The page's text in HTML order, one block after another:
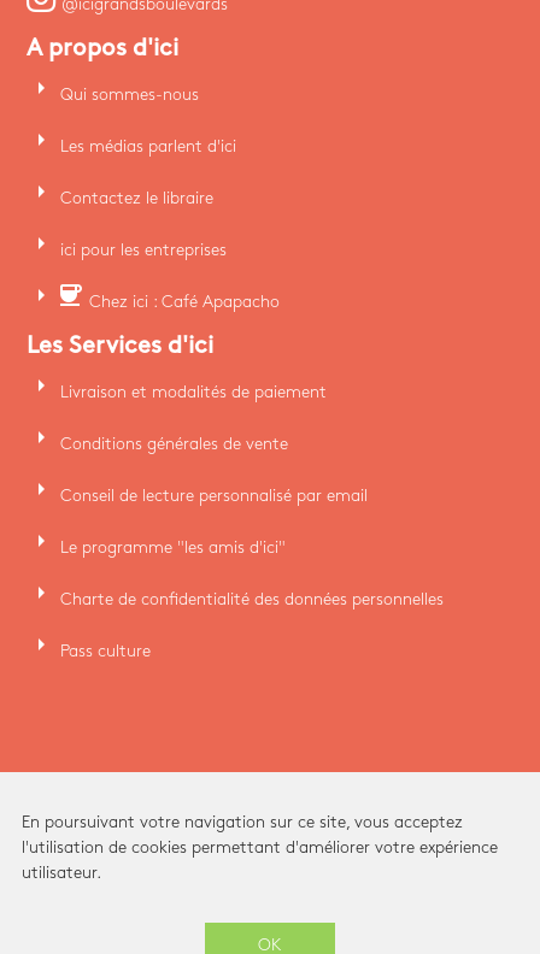
@icigrandsboulevards
A propos d'ici
arrow_right Qui sommes-nous
arrow_right Les médias parlent d'ici
arrow_right Contactez le libraire
arrow_right ici pour les entreprises
arrow_right coffee Chez ici : Café Apapacho
Les Services d'ici
arrow_right Livraison et modalités de paiement
arrow_right Conditions générales de vente
arrow_right Conseil de lecture personnalisé par email
arrow_right Le programme "les amis d'ici"
arrow_right Charte de confidentialité des données personnelles
arrow_right Pass culture
Ici Librairie - Paris Grands Boulevards © 2026 -
En poursuivant votre navigation sur ce site, vous acceptez
l'utilisation de cookies permettant d'améliorer votre expérience
utilisateur.
OK